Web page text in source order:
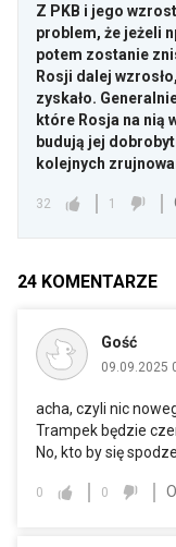
Z PKB i jego
problem, że jeżeli
potem zostanie
Rosji dalej
zyskało.
które Rosja na nią
budują jej
kolejnych
32 1
24 KOMENTARZE
Gość
09.09.2025
acha, czyli nic
Trampek będzie
No, kto by się
0 0